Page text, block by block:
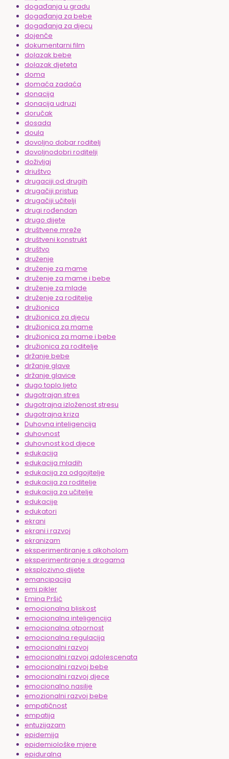
događanja u gradu
događanja za bebe
događanja za djecu
dojenče
dokumentarni film
dolazak bebe
dolazak djeteta
doma
domaća zadaća
donacija
donacija udruzi
doručak
dosada
doula
dovoljno dobar roditelj
dovoljnodobri roditelji
doživljaj
driuštvo
drugaciji od drugih
drugačiji pristup
drugačiji učitelji
drugi rođendan
drugo dijete
društvene mreže
društveni konstrukt
društvo
druženje
druženje za mame
druženje za mame i bebe
druženje za mlade
druženje za roditelje
družionica
družionica za djecu
družionica za mame
družionica za mame i bebe
družionica za roditelje
držanje bebe
držanje glave
držanje glavice
dugo toplo ljeto
dugotrajan stres
dugotrajna izloženost stresu
dugotrajna kriza
Duhovna inteligencija
duhovnost
duhovnost kod djece
edukacija
edukacija mladih
edukacija za odgojitelje
edukacija za roditelje
edukacija za učitelje
edukacije
edukatori
ekrani
ekrani i razvoj
ekranizam
eksperimentiranje s alkoholom
eksperimentiranje s drogama
eksplozivno dijete
emancipacija
emi pikler
Emina Pršić
emocionalna bliskost
emocionalna inteligencija
emocionalna otpornost
emocionalna regulacija
emocionalni razvoj
emocionalni razvoj adolescenata
emocionalni razvoj bebe
emocionalni razvoj djece
emocionalno nasilje
emozionalni razvoj bebe
empatičnost
empatija
entuzijazam
epidemija
epidemiološke mjere
epiduralna